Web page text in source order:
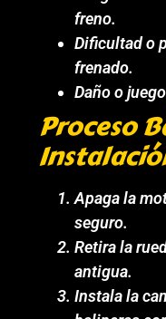
freno.
Dificultad o
frenado.
Daño o
Proceso
Apaga la
seguro.
Retira la
antigua.
Instala la